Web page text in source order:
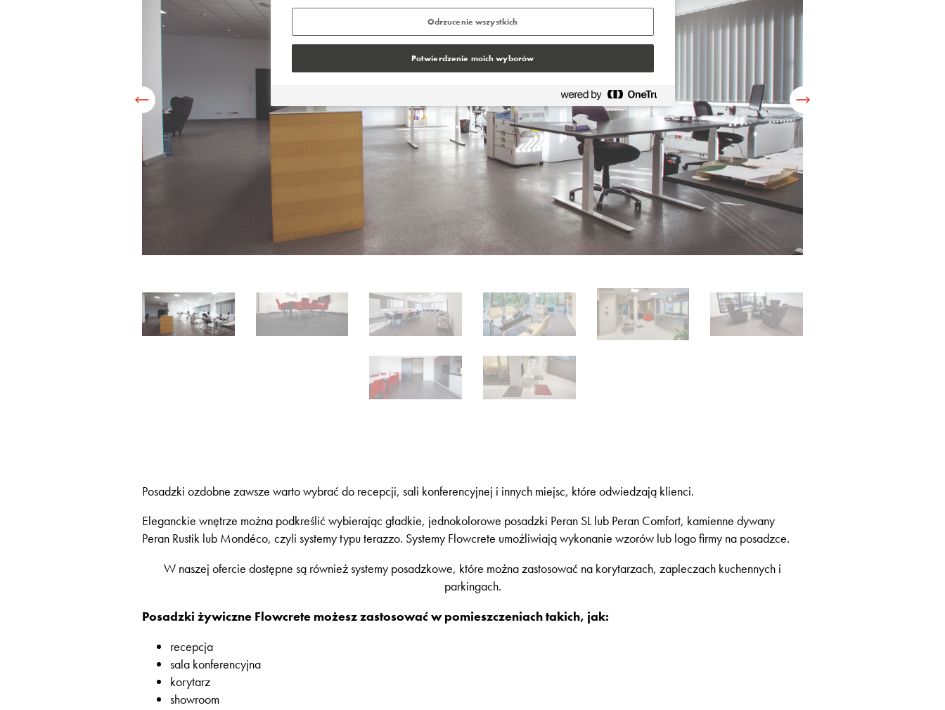
Posadzki ozdobne zawsze warto wybrać do recepcji, sali konferencyjnej i innych miejsc, które odwiedzają klienci.
Eleganckie wnętrze można podkreślić wybierając gładkie, jednokolorowe posadzki Peran SL lub Peran Comfort, kamienne dywany
Peran Rustik lub Mondéco, czyli systemy typu terazzo. Systemy Flowcrete umożliwiają wykonanie wzorów lub logo firmy na posadzce.
W naszej ofercie dostępne są również systemy posadzkowe, które można zastosować na korytarzach, zapleczach kuchennych i
parkingach.
Posadzki żywiczne Flowcrete możesz zastosować w pomieszczeniach takich, jak:
recepcja
sala konferencyjna
korytarz
showroom
Odrzucenie wszystkich
Potwierdzenie moich wyborów